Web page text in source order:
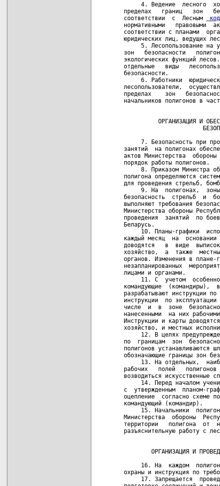
4. Ведение  лесного
пределах   границ   зон
соответствии  с  Лесным
нормативными   правовыми
соответствии с планами
юридических лиц, ведущих
5. Лесопользование на
зон   безопасности
экологических функций
отдельные   виды
безопасности.
6. Работники
лесопользователи,
пределах    зон
начальников полигонов в
ОРГАНИЗАЦИЯ И
7. Безопасность при
занятий  на полигонах
актов Министерства
порядок работы полигонов.
8. Приказом Министра
полигона определяются
для проведения стрельб,
9. На  полигонах,
безопасность  стрельб  и
выполняют требования
Министерства обороны
проведения  занятий  по
Беларусь.
10. Планы-графики
каждый месяц  на
доводятся   в  виде
хозяйство,  а  также
органов. Изменения в плане-
незапланированных
лицами и органами.
11. С  учетом
командующие  (командиры),
разрабатывают инструкции
инструкции  по
числе  и  в  зоне
нанесенными  на них
Инструкции и карты
хозяйство, и местных
12. В целях
по  границам  зон
полигонов устанавливаются
обозначающие границы зон
13. На отдельных,
рабочих   полей   полигонов
возводиться искусственные
14. Перед началом
с  утвержденным  планом-
оцепление  согласно схеме
командующий (командир).
15. Начальники
Министерства  обороны
территории   полигона  от
разъяснительную работу с
ОРГАНИЗАЦИЯ И
16. На  каждом
охраны и инструкция по
17. Запрещается